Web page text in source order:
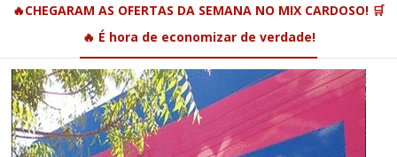
🔥CHEGARAM AS OFERTAS DA SEMANA NO MIX CARDOSO! 🛒
🔥 É hora de economizar de verdade!